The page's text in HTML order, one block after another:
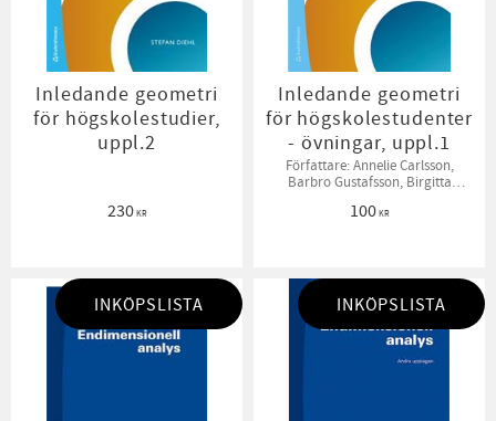
Inledande geometri
för högskolestudier,
uppl.2
230KR
Inledande geometri
för högskolestudenter
- övningar, uppl.1
Författare: Annelie Carlsson,
Barbro Gustafsson, Birgitta
100KR
INKÖPSLISTA INKÖPSLISTA